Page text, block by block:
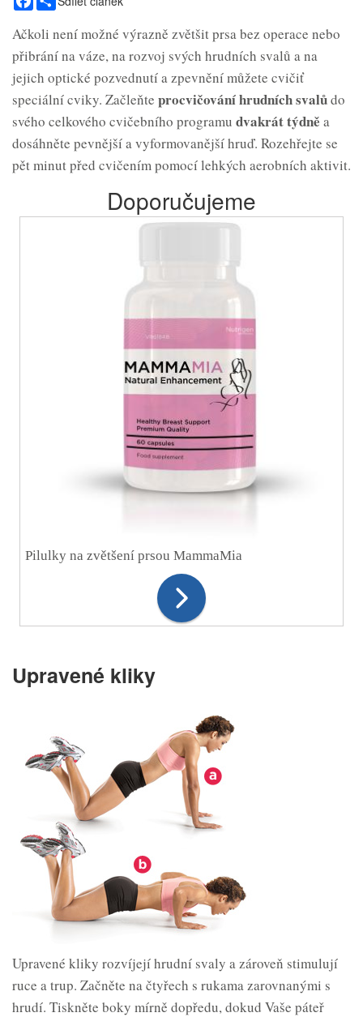
Ačkoli není možné výrazně zvětšit prsa bez operace nebo
přibrání na váze, na rozvoj svých hrudních svalů a na
jejich optické pozvednutí a zpevnění můžete cvičiť
speciální cviky. Začleňte procvičování hrudních svalůdo
svého celkového cvičebního programu dvakrát týdně a
dosáhněte pevnější a vyformovanější hruď. Rozehřejte se
pět minut před cvičením pomocí lehkých aerobních aktivit.
Doporučujeme
Pilulky na zvětšení prsou MammaMia
Upravené kliky
Upravené kliky rozvíjejí hrudní svaly a zároveň stimulují
ruce a trup. Začněte na čtyřech s rukama zarovnanými s
hrudí. Tiskněte boky mírně dopředu, dokud Vaše páteř